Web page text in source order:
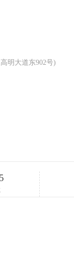
明大道东902号)